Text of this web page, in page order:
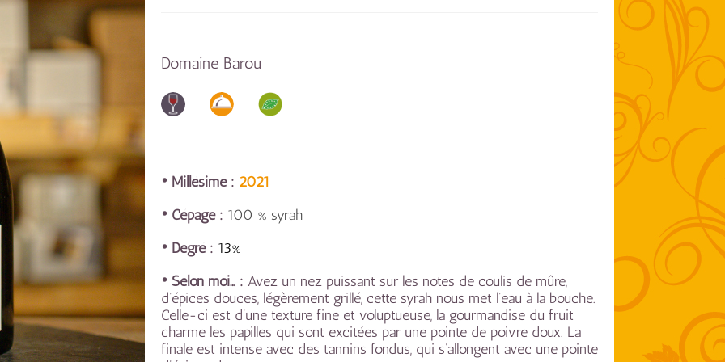
Domaine Barou
• Millésime : 2021
• Cépage : 100 % syrah
• Degré : 13%
• Selon moi… : Avez un nez puissant sur les notes de coulis de mûre,
d’épices douces, légèrement grillé, cette syrah nous met l’eau à la bouche.
Celle-ci est d’une texture fine et voluptueuse, la gourmandise du fruit
charme les papilles qui sont excitées par une pointe de poivre doux. La
finale est intense avec des tannins fondus, qui s’allongent avec une pointe